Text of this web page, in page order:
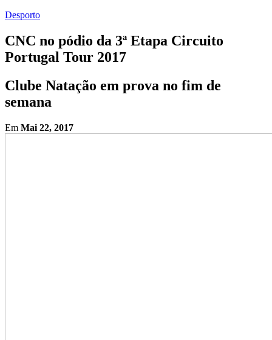
Desporto
CNC no pódio da 3ª Etapa Circuito
Portugal Tour 2017
Clube Natação em prova no fim de
semana
Em Mai 22, 2017